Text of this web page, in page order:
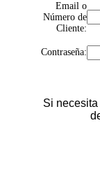
Email o
Número de
Cliente:
Contraseña:
Si